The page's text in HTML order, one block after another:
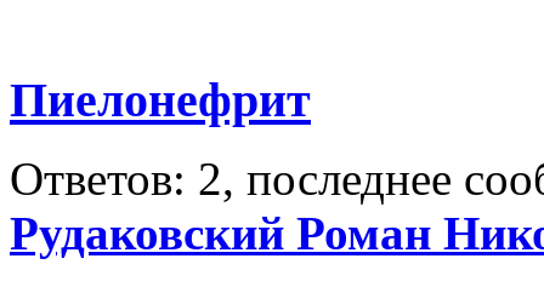
Пиелонефрит
Ответов: 2, последнее
Рудаковский Роман